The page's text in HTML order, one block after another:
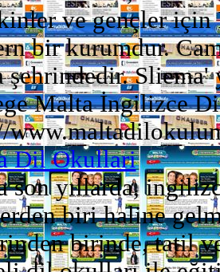
ve gençler
bir kurumdur.
şehrindedir. Sliema'
Malta İngilizce
Dil Okullari
son yıllarda,
biri haline
birinde, tatil